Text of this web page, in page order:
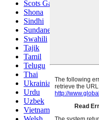
Scots Gaelic
Shona
Sindhi
Sundanese
Swahili
Tajik
Tamil
Telugu
Thai
Ukrainian
Urdu
Uzbek
Vietnamese